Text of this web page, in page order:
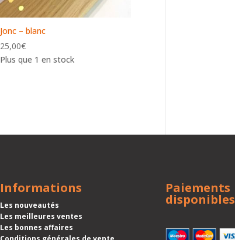
Jonc – blanc
25,00€
Plus que 1 en stock
Informations
Les nouveautés
Les meilleures ventes
Les bonnes affaires
Paiements
disponibles